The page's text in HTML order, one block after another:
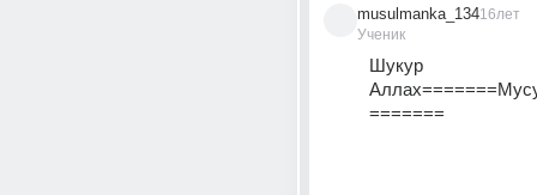
musulmanka_134
Ученик
16лет
Шукур
=======